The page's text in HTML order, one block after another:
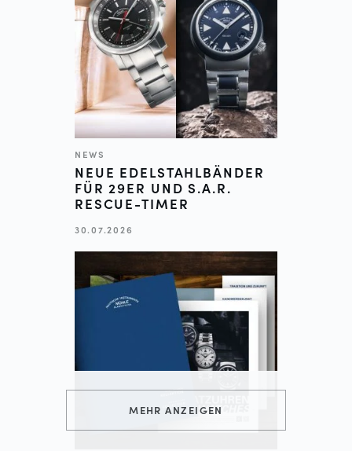
NEWS
NEUE EDELSTAHLBÄNDER
FÜR 29ER UND S.A.R.
RESCUE-TIMER
30.07.2026
MEHR ANZEIGEN